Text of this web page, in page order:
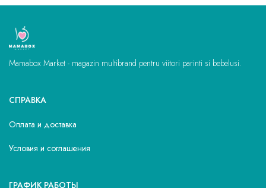
Mamabox Market - magazin multibrand pentru viitori parinti si bebelusi.
СПРАВКА
Оплата и доставка
Условия и соглашения
ГРАФИК РАБОТЫ